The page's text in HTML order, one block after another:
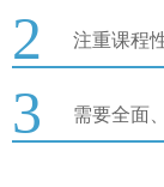
2 注重课程
3 需要全面